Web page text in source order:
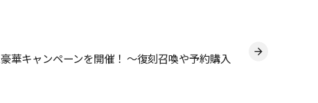
華キャンペーンを開催！ ～復刻召喚や予約購入